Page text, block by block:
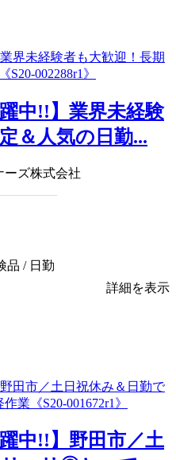
中!!】業界未経験
＆人気の日勤...
ーズ株式会社
品 / 日勤
詳細を表示
中!!】野田市／土